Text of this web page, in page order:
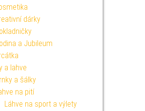
dárky
a Jubileum
a lahve
a šálky
na pití
Láhve na sport a výlety